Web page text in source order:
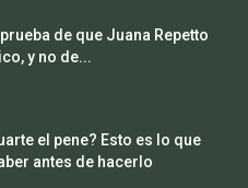
de que Juana Repetto
y no de...
el pene? Esto es lo que
antes de hacerlo